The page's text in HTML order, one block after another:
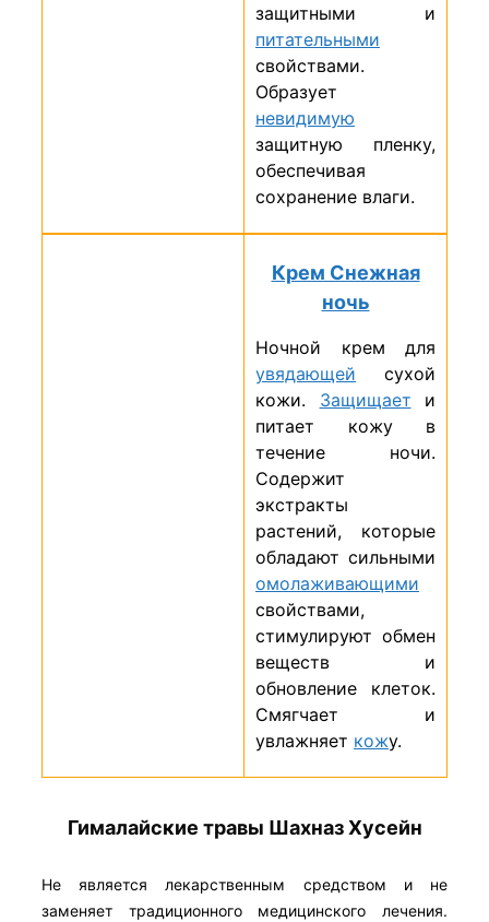
защитными и
питательными
свойствами.
Образует
невидимую
защитную пленку,
обеспечивая
сохранение влаги.
Крем Снежная
ночь
Ночной крем для
увядающей сухой
кожи. Защищает и
питает кожу в
течение ночи.
Содержит
экстракты
растений, которые
обладают сильными
омолаживающими
свойствами,
стимулируют обмен
веществ и
обновление клеток.
Смягчает и
увлажняет кожу.
Гималайские травы Шахназ Хусейн
Не является лекарственным средством и не
заменяет традиционного медицинского лечения.